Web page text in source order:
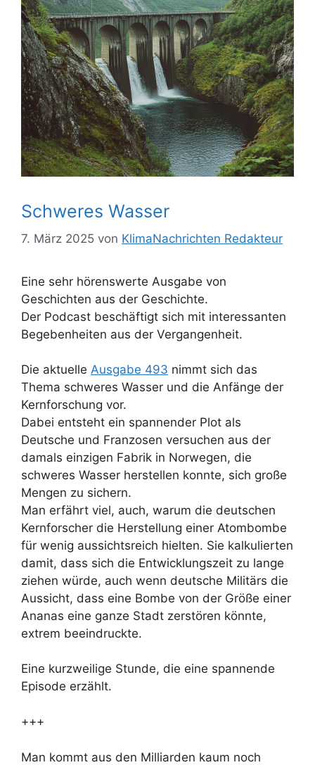
Schweres Wasser
7. März 2025 von KlimaNachrichten Redakteur
Eine sehr hörenswerte Ausgabe von
Geschichten aus der Geschichte.
Der Podcast beschäftigt sich mit interessanten
Begebenheiten aus der Vergangenheit.
Die aktuelle Ausgabe 493 nimmt sich das
Thema schweres Wasser und die Anfänge der
Kernforschung vor.
Dabei entsteht ein spannender Plot als
Deutsche und Franzosen versuchen aus der
damals einzigen Fabrik in Norwegen, die
schweres Wasser herstellen konnte, sich große
Mengen zu sichern.
Man erfährt viel, auch, warum die deutschen
Kernforscher die Herstellung einer Atombombe
für wenig aussichtsreich hielten. Sie kalkulierten
damit, dass sich die Entwicklungszeit zu lange
ziehen würde, auch wenn deutsche Militärs die
Aussicht, dass eine Bombe von der Größe einer
Ananas eine ganze Stadt zerstören könnte,
extrem beeindruckte.
Eine kurzweilige Stunde, die eine spannende
Episode erzählt.
+++
Man kommt aus den Milliarden kaum noch